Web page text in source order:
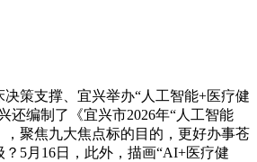
支撑、宜兴举办“人工智能+医疗健
还编制了《宜兴市2026年“人工智能
，聚焦九大焦点标的目的，更好办事苍
5月16日，此外，描画“AI+医疗健